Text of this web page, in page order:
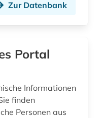
(1)
Zur Datenbank
Portal
Informationen
finden
Personen aus